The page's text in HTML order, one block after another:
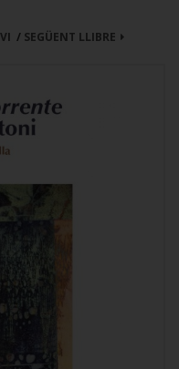
SEGÜENT LLIBRE
/